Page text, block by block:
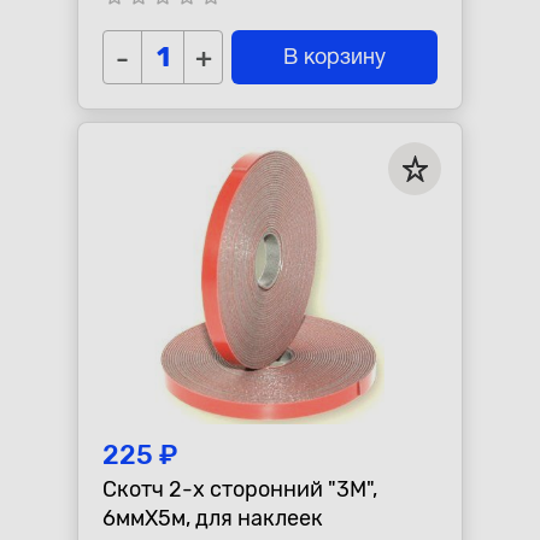
- + В корзину
225 ₽
Скотч 2-х сторонний "3М",
6ммХ5м, для наклеек